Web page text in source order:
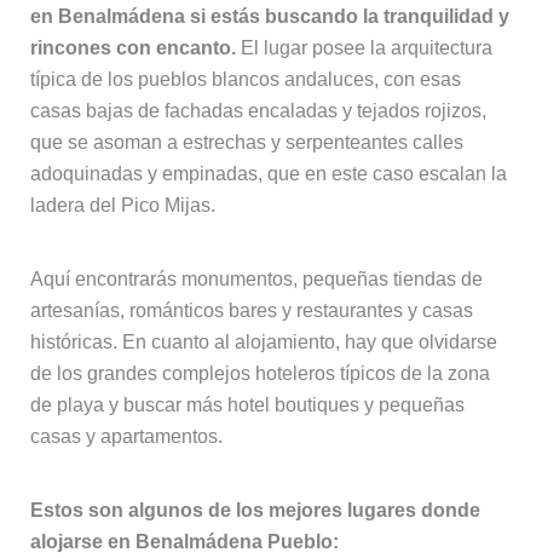
en Benalmádena si estás buscando la tranquilidad y
rincones con encanto.El lugar posee la arquitectura
típica de los pueblos blancos andaluces, con esas
casas bajas de fachadas encaladas y tejados rojizos,
que se asoman a estrechas y serpenteantes calles
adoquinadas y empinadas, que en este caso escalan la
ladera del Pico Mijas.
Aquí encontrarás monumentos, pequeñas tiendas de
artesanías, románticos bares y restaurantes y casas
históricas. En cuanto al alojamiento, hay que olvidarse
de los grandes complejos hoteleros típicos de la zona
de playa y buscar más hotel boutiques y pequeñas
casas y apartamentos.
Estos son algunos de los mejores lugares donde
alojarse en Benalmádena Pueblo: